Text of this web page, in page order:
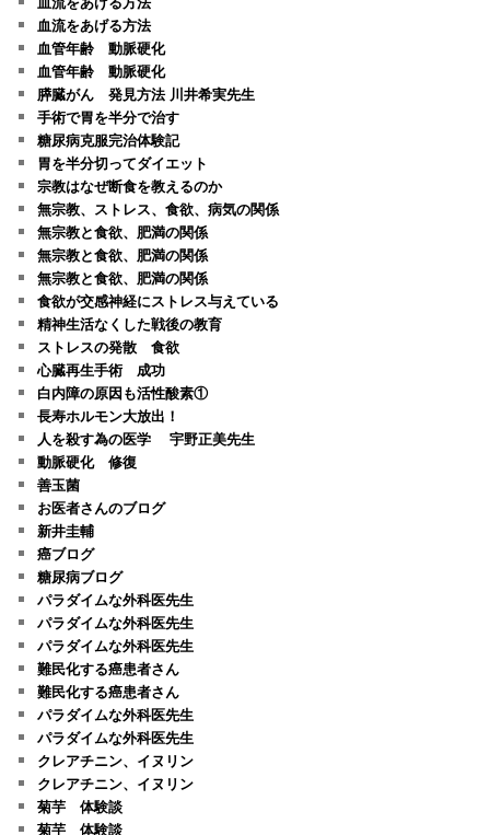
血流をあげる方法
血管年齢 動脈硬化
血管年齢 動脈硬化
膵臓がん 発見方法 川井希実先生
手術で胃を半分で治す
糖尿病克服完治体験記
胃を半分切ってダイエット
宗教はなぜ断食を教えるのか
無宗教、ストレス、食欲、病気の関係
無宗教と食欲、肥満の関係
無宗教と食欲、肥満の関係
無宗教と食欲、肥満の関係
食欲が交感神経にストレス与えている
精神生活なくした戦後の教育
ストレスの発散 食欲
心臓再生手術 成功
白内障の原因も活性酸素①
長寿ホルモン大放出！
人を殺す為の医学 宇野正美先生
動脈硬化 修復
善玉菌
お医者さんのブログ
新井圭輔
癌ブログ
糖尿病ブログ
パラダイムな外科医先生
パラダイムな外科医先生
パラダイムな外科医先生
難民化する癌患者さん
難民化する癌患者さん
パラダイムな外科医先生
パラダイムな外科医先生
クレアチニン、イヌリン
クレアチニン、イヌリン
菊芋 体験談
菊芋 体験談